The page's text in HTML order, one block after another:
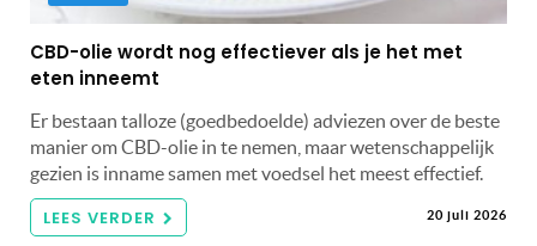
CBD-olie wordt nog effectiever als je het met
eten inneemt
Er bestaan talloze (goedbedoelde) adviezen over de beste
manier om CBD-olie in te nemen, maar wetenschappelijk
gezien is inname samen met voedsel het meest effectief.
LEES VERDER 20 juli 2026